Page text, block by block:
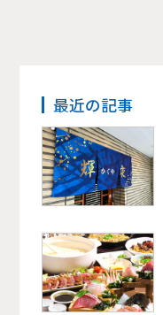
最近の記事